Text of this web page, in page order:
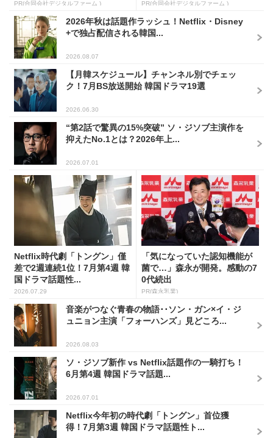
PR(合同会社デジタルファーム ) PR(合同会社デジタルファーム )
2026年秋は話題作ラッシュ！Netflix・Disney
+で独占配信される韓国...
2026.08.07
【月韓スケジュール】チャンネル別でチェッ
ク！7月BS放送開始 韓国ドラマ19選
2026.06.30
“第2話で驚異の15%突破” ソ・ジソブ主演作を
抑えたNo.1とは？2026年上...
2026.07.01
Netflix時代劇「トングン」僅
差で2週連続1位！7月第4週 韓
国ドラマ話題性...
2026.07.29
「気になっていた認知機能が
菌で…」森永が開発。感動の7
0代続出
PR(森永乳業)
音楽がつなぐ青春の物語･･ソン・ガン×イ・ジ
ュニョン主演「フォーハンズ」見どころ...
2026.08.03
ソ・ジソブ新作 vs Netflix話題作の一騎打ち！
6月第4週 韓国ドラマ話題...
2026.07.01
Netflix今年初の時代劇「トングン」首位獲
得！7月第3週 韓国ドラマ話題性ト...